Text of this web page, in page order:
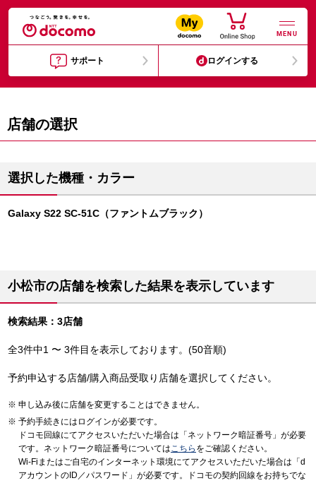
MENU
サポート ログインする
店舗の選択
選択した機種・カラー
Galaxy S22 SC-51C（ファントムブラック）
小松市の店舗を検索した結果を表示しています
検索結果：3店舗
全3件中1 〜 3件目を表示しております。(50音順)
予約申込する店舗/購入商品受取り店舗を選択してください。
申し込み後に店舗を変更することはできません。
予約手続きにはログインが必要です。
ドコモ回線にてアクセスいただいた場合は「ネットワーク暗証番号」が必要
です。ネットワーク暗証番号についてはこちら をご確認ください。
Wi-Fiまたはご自宅のインターネット環境にてアクセスいただいた場合は「d
アカウントのID／パスワード」が必要です。ドコモの契約回線をお持ちでな